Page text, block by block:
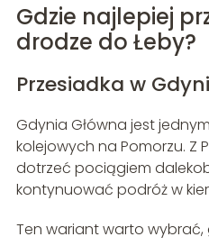
Gdzie najlepiej
drodze do Łeby?
Przesiadka w Gdyni
Gdynia Główna jest
kolejowych na Pomorzu. Z
dotrzeć pociągiem
kontynuować podróż w
Ten wariant warto wybrać,